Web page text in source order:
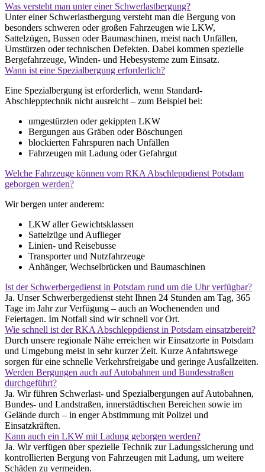
Was versteht man unter einer Schwerlastbergung?
Unter einer Schwerlastbergung versteht man die Bergung von
besonders schweren oder großen Fahrzeugen wie LKW,
Sattelzügen, Bussen oder Baumaschinen, meist nach Unfällen,
Umstürzen oder technischen Defekten. Dabei kommen spezielle
Bergefahrzeuge, Winden- und Hebesysteme zum Einsatz.
Wann ist eine Spezialbergung erforderlich?
Eine Spezialbergung ist erforderlich, wenn Standard-
Abschlepptechnik nicht ausreicht – zum Beispiel bei:
umgestürzten oder gekippten LKW
Bergungen aus Gräben oder Böschungen
blockierten Fahrspuren nach Unfällen
Fahrzeugen mit Ladung oder Gefahrgut
Welche Fahrzeuge können vom RKA Abschleppdienst Potsdam
geborgen werden?
Wir bergen unter anderem:
LKW aller Gewichtsklassen
Sattelzüge und Auflieger
Linien- und Reisebusse
Transporter und Nutzfahrzeuge
Anhänger, Wechselbrücken und Baumaschinen
Ist der Schwerbergedienst in Potsdam rund um die Uhr verfügbar?
Ja. Unser Schwerbergedienst steht Ihnen 24 Stunden am Tag, 365
Tage im Jahr zur Verfügung – auch an Wochenenden und
Feiertagen. Im Notfall sind wir schnell vor Ort.
Wie schnell ist der RKA Abschleppdienst in Potsdam einsatzbereit?
Durch unsere regionale Nähe erreichen wir Einsatzorte in Potsdam
und Umgebung meist in sehr kurzer Zeit. Kurze Anfahrtswege
sorgen für eine schnelle Verkehrsfreigabe und geringe Ausfallzeiten.
Werden Bergungen auch auf Autobahnen und Bundesstraßen
durchgeführt?
Ja. Wir führen Schwerlast- und Spezialbergungen auf Autobahnen,
Bundes- und Landstraßen, innerstädtischen Bereichen sowie im
Gelände durch – in enger Abstimmung mit Polizei und
Einsatzkräften.
Kann auch ein LKW mit Ladung geborgen werden?
Ja. Wir verfügen über spezielle Technik zur Ladungssicherung und
kontrollierten Bergung von Fahrzeugen mit Ladung, um weitere
Schäden zu vermeiden.